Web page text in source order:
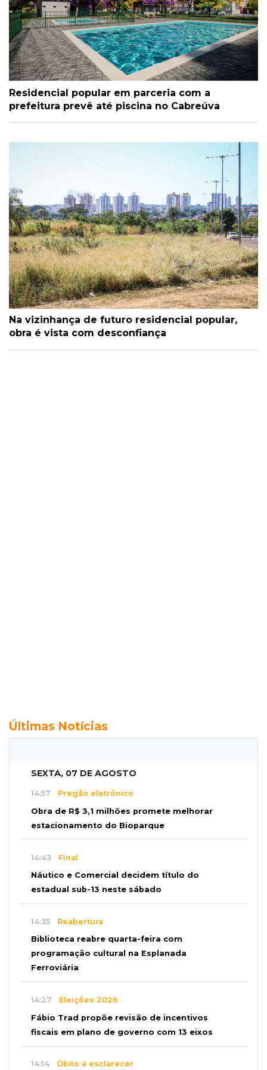
Residencial popular em parceria com a
prefeitura prevê até piscina no Cabreúva
Na vizinhança de futuro residencial popular,
obra é vista com desconfiança
Últimas Notícias
SEXTA, 07 DE AGOSTO
14:57 Pregão eletrônico
Obra de R$ 3,1 milhões promete melhorar
estacionamento do Bioparque
14:43 Final
Náutico e Comercial decidem título do
estadual sub-13 neste sábado
14:35 Reabertura
Biblioteca reabre quarta-feira com
programação cultural na Esplanada
Ferroviária
14:27 Eleições 2026
Fábio Trad propõe revisão de incentivos
fiscais em plano de governo com 13 eixos
14:14 Óbito a esclarecer